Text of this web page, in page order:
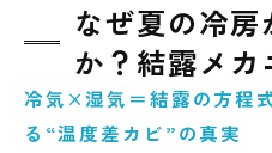
なぜ夏の冷房
か？結露メカ
冷気×湿気＝結露の方程
る“温度差カビ”の真実